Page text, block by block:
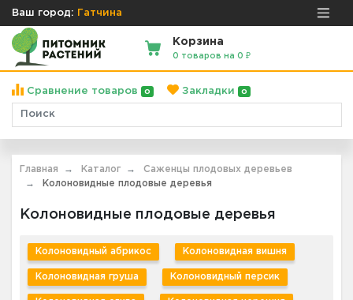
Ваш город: Гатчина
Корзина
0 товаров на 0 ₽
Сравнение товаров 0 Закладки 0
Главная Каталог
Саженцы плодовых деревьев
Колоновидные плодовые деревья
Колоновидные плодовые деревья
Колоновидный абрикос Колоновидная вишня
Колоновидная груша Колоновидный персик